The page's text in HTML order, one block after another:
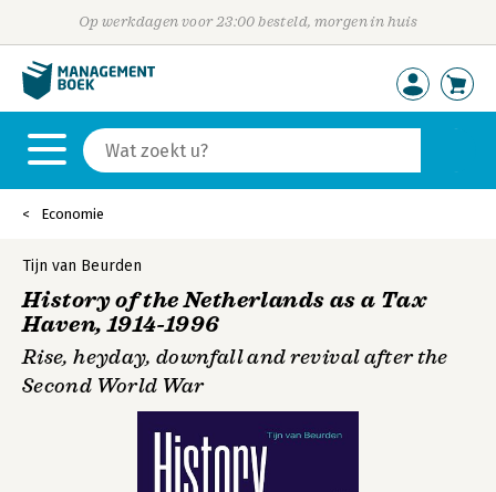
Op werkdagen voor 23:00 besteld, morgen in huis
Economie
Tijn van Beurden
History of the Netherlands as a Tax
Haven, 1914-1996
Rise, heyday, downfall and revival after the
Second World War